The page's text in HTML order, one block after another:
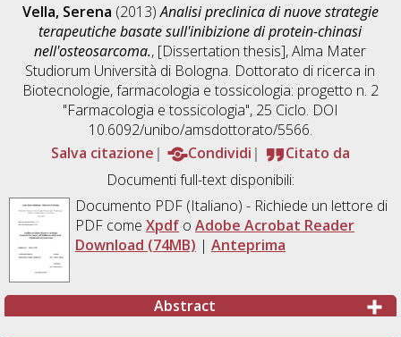
Vella, Serena (2013)Analisi preclinica di nuove strategie
terapeutiche basate sull'inibizione di protein-chinasi
nell'osteosarcoma., [Dissertation thesis], Alma Mater
Studiorum Università di Bologna. Dottorato di ricerca in
Biotecnologie, farmacologia e tossicologia: progetto n. 2
"Farmacologia e tossicologia", 25 Ciclo. DOI
10.6092/unibo/amsdottorato/5566.
Salva citazione
Condividi
Citato da
Documenti full-text disponibili:
Documento PDF(Italiano) - Richiede un lettore di
PDF come Xpdfo Adobe Acrobat Reader
Download (74MB) | Anteprima
Abstract